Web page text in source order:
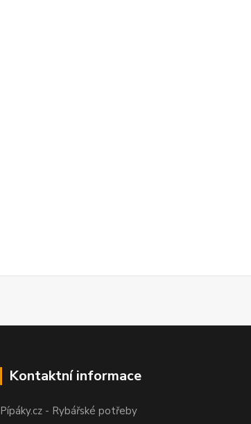
Kontaktní informace
Pípáky.cz - Rybářské potřeby